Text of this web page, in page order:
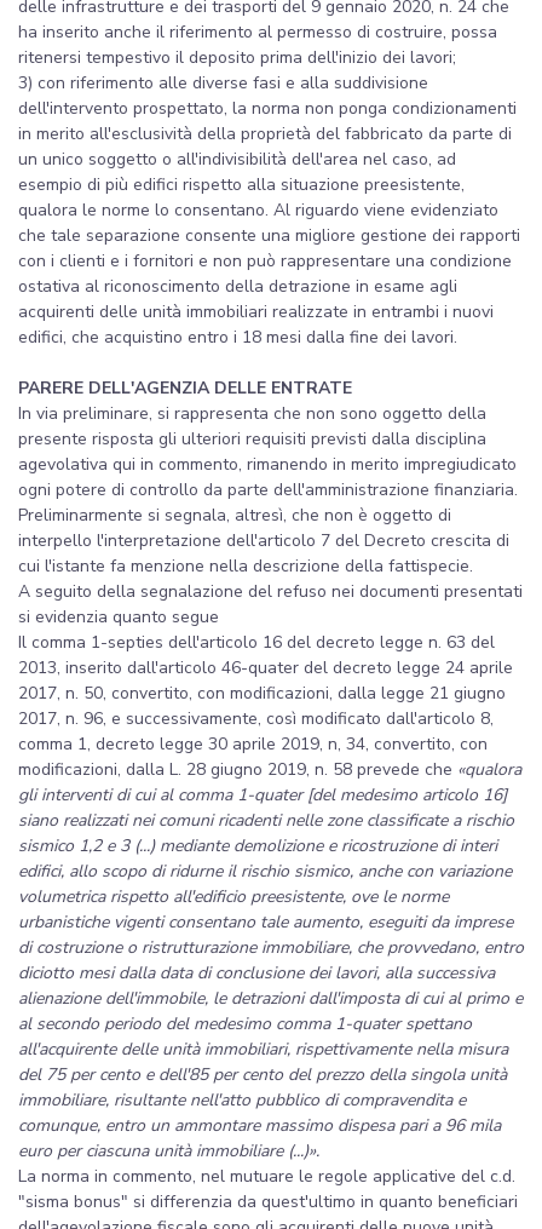
delle infrastrutture e dei trasporti del 9 gennaio 2020, n. 24 che
ha inserito anche il riferimento al permesso di costruire, possa
ritenersi tempestivo il deposito prima dell'inizio dei lavori;
3) con riferimento alle diverse fasi e alla suddivisione
dell'intervento prospettato, la norma non ponga condizionamenti
in merito all'esclusività della proprietà del fabbricato da parte di
un unico soggetto o all'indivisibilità dell'area nel caso, ad
esempio di più edifici rispetto alla situazione preesistente,
qualora le norme lo consentano. Al riguardo viene evidenziato
che tale separazione consente una migliore gestione dei rapporti
con i clienti e i fornitori e non può rappresentare una condizione
ostativa al riconoscimento della detrazione in esame agli
acquirenti delle unità immobiliari realizzate in entrambi i nuovi
edifici, che acquistino entro i 18 mesi dalla fine dei lavori.
PARERE DELL'AGENZIA DELLE ENTRATE
In via preliminare, si rappresenta che non sono oggetto della
presente risposta gli ulteriori requisiti previsti dalla disciplina
agevolativa qui in commento, rimanendo in merito impregiudicato
ogni potere di controllo da parte dell'amministrazione finanziaria.
Preliminarmente si segnala, altresì, che non è oggetto di
interpello l'interpretazione dell'articolo 7 del Decreto crescita di
cui l'istante fa menzione nella descrizione della fattispecie.
A seguito della segnalazione del refuso nei documenti presentati
si evidenzia quanto segue
Il comma 1-septies dell'articolo 16 del decreto legge n. 63 del
2013, inserito dall'articolo 46-quater del decreto legge 24 aprile
2017, n. 50, convertito, con modificazioni, dalla legge 21 giugno
2017, n. 96, e successivamente, così modificato dall'articolo 8,
comma 1, decreto legge 30 aprile 2019, n, 34, convertito, con
modificazioni, dalla L. 28 giugno 2019, n. 58 prevede che «qualora
gli interventi di cui al comma 1-quater [del medesimo articolo 16]
siano realizzati nei comuni ricadenti nelle zone classificate a rischio
sismico 1,2 e 3 (...) mediante demolizione e ricostruzione di interi
edifici, allo scopo di ridurne il rischio sismico, anche con variazione
volumetrica rispetto all'edificio preesistente, ove le norme
urbanistiche vigenti consentano tale aumento, eseguiti da imprese
di costruzione o ristrutturazione immobiliare, che provvedano, entro
diciotto mesi dalla data di conclusione dei lavori, alla successiva
alienazione dell'immobile, le detrazioni dall'imposta di cui al primo e
al secondo periodo del medesimo comma 1-quater spettano
all'acquirente delle unità immobiliari, rispettivamente nella misura
del 75 per cento e dell'85 per cento del prezzo della singola unità
immobiliare, risultante nell'atto pubblico di compravendita e
comunque, entro un ammontare massimo dispesa pari a 96 mila
euro per ciascuna unità immobiliare (...)».
La norma in commento, nel mutuare le regole applicative del c.d.
"sisma bonus" si differenzia da quest'ultimo in quanto beneficiari